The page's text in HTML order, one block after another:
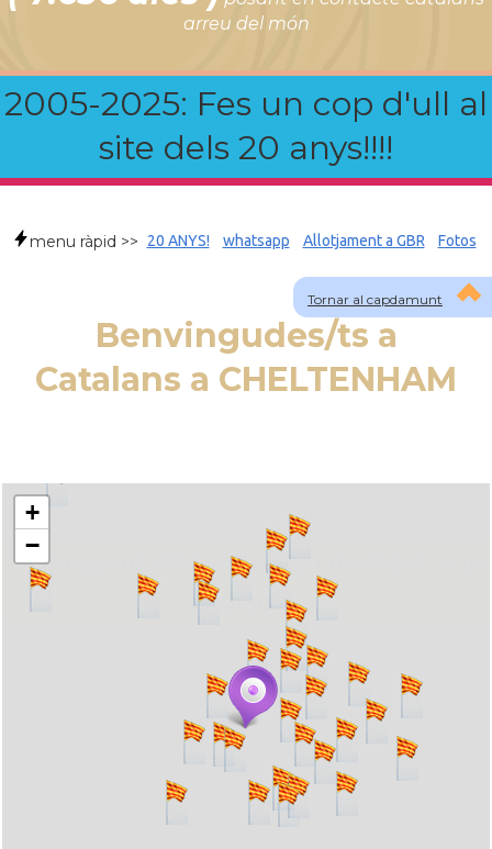
arreu del món
2005-2025: Fes un cop d'ull al
site dels 20 anys!!!!
Tornar al capdamunt
menu ràpid >> 20 ANYS! whatsapp Allotjament a GBR Fotos
Benvingudes/ts a
Catalans a CHELTENHAM
... carregant 484 webs... un moment si us
plau
+
−